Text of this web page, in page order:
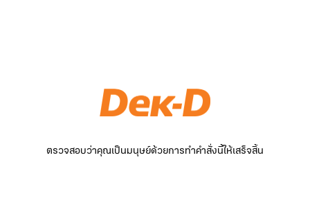
ตรวจสอบว่าคุณเป็นมนุษย์ด้วยการทำคำสั่งนี้ให้เสร็จสิ้น